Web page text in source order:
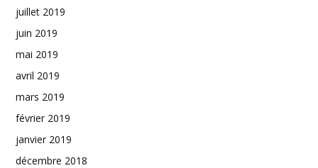
juillet 2019
juin 2019
mai 2019
avril 2019
mars 2019
février 2019
janvier 2019
décembre 2018